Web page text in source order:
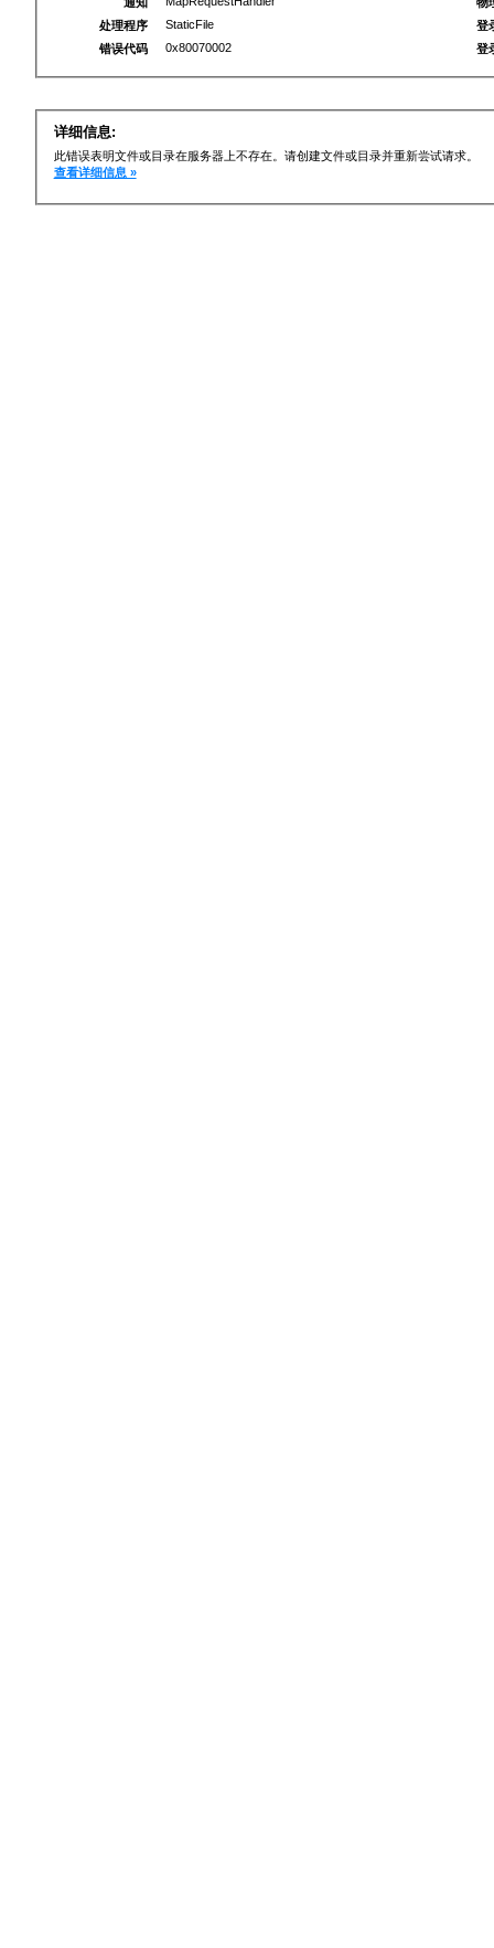
处理程序
StaticFile
错误代码
0x80070002
登
登
详细信息:
此错误表明文件或目录在服务器上不存在。请创建文件或目录并重新尝试请求。
查看详细信息 »